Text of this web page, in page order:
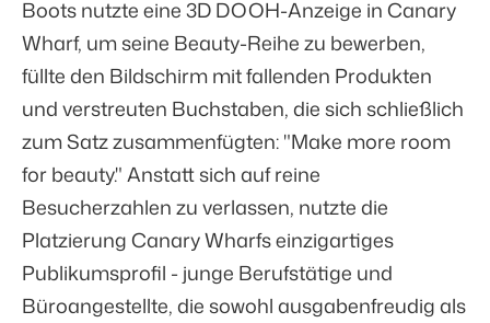
Boots nutzte eine 3D DOOH-Anzeige in Canary
Wharf, um seine Beauty-Reihe zu bewerben,
füllte den Bildschirm mit fallenden Produkten
und verstreuten Buchstaben, die sich schließlich
zum Satz zusammenfügten: "Make more room
for beauty." Anstatt sich auf reine
Besucherzahlen zu verlassen, nutzte die
Platzierung Canary Wharfs einzigartiges
Publikumsprofil - junge Berufstätige und
Büroangestellte, die sowohl ausgabenfreudig als